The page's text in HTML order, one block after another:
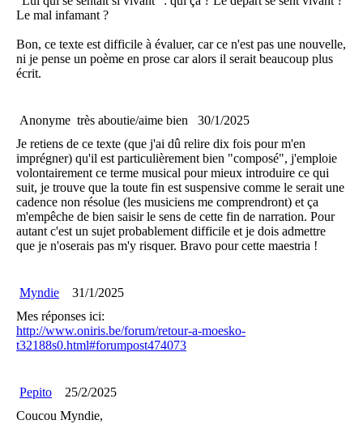
Le mal infamant ?
Bon, ce texte est difficile à évaluer, car ce n'est pas une nouvelle,
ni je pense un poème en prose car alors il serait beaucoup plus
écrit.
Anonyme très aboutie/aime bien
30/1/2025
Je retiens de ce texte (que j'ai dû relire dix fois pour m'en
imprégner) qu'il est particulièrement bien "composé", j'emploie
volontairement ce terme musical pour mieux introduire ce qui
suit, je trouve que la toute fin est suspensive comme le serait une
cadence non résolue (les musiciens me comprendront) et ça
m'empêche de bien saisir le sens de cette fin de narration. Pour
autant c'est un sujet probablement difficile et je dois admettre
que je n'oserais pas m'y risquer. Bravo pour cette maestria !
Myndie
31/1/2025
Mes réponses ici:
http://www.oniris.be/forum/retour-a-moesko-
t32188s0.html#forumpost474073
Pepito
25/2/2025
Coucou Myndie,